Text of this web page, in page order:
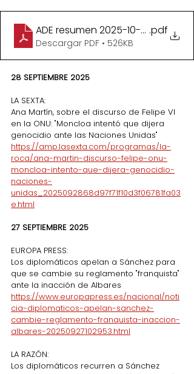
ADE resumen 2025-10-03 -
.pdf
Descargar PDF • 526KB
28 SEPTIEMBRE 2025
LA SEXTA:
Ana Martín, sobre el discurso de Felipe VI
en la ONU: "Moncloa intentó que dijera
genocidio ante las Naciones Unidas"
https://amp.lasexta.com/programas/la-
roca/ana-martin-discurso-felipe-onu-
moncloa-intento-que-dijera-genocidio-
naciones-
unidas_2025092868d97f71f10d3f06781fa03
e.html
27 SEPTIEMBRE 2025
EUROPA PRESS:
Los diplomáticos apelan a Sánchez para
que se cambie su reglamento "franquista"
ante la inacción de Albares
https://www.europapress.es/nacional/noti
cia-diplomaticos-apelan-sanchez-
cambie-reglamento-franquista-inaccion-
albares-20250927102953.html
LA RAZÓN:
Los diplomáticos recurren a Sánchez